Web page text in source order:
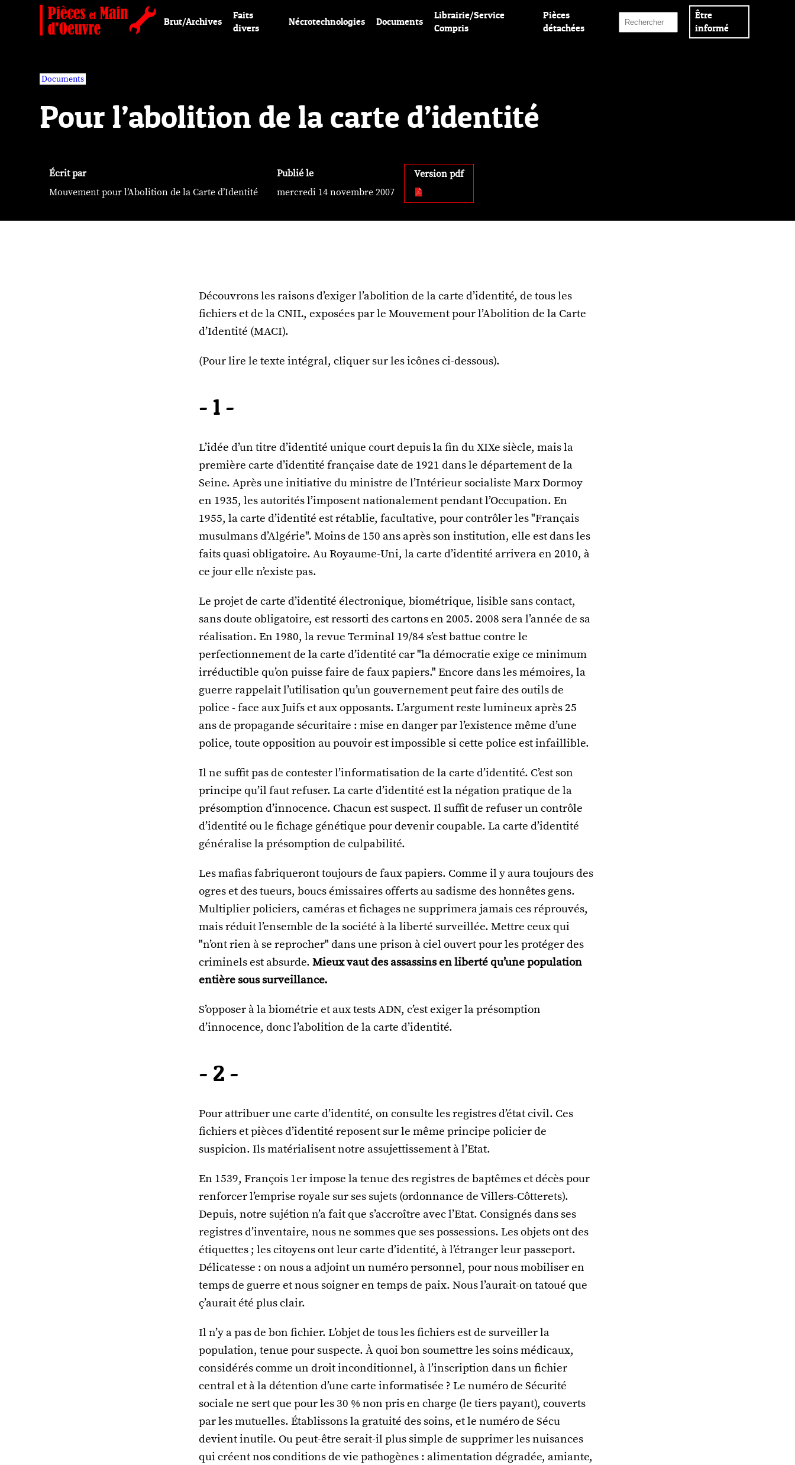
Brut/Archives
Faits
divers
Nécrotechnologies Documents
Librairie/Service
Compris
Pièces
détachées
Être
informé
Documents
Pour l’abolition de la carte d’identité
Écrit par
Mouvement pour l’Abolition de la Carte d’Identité
Publié le
mercredi 14 novembre 2007
Version pdf
Découvrons les raisons d’exiger l’abolition de la carte d’identité, de tous les
fichiers et de la CNIL, exposées par le Mouvement pour l’Abolition de la Carte
d’Identité (MACI).
(Pour lire le texte intégral, cliquer sur les icônes ci-dessous).
- 1 -
L’idée d’un titre d’identité unique court depuis la fin du XIXe siècle, mais la
première carte d’identité française date de 1921 dans le département de la
Seine. Après une initiative du ministre de l’Intérieur socialiste Marx Dormoy
en 1935, les autorités l’imposent nationalement pendant l’Occupation. En
1955, la carte d’identité est rétablie, facultative, pour contrôler les "Français
musulmans d’Algérie". Moins de 150 ans après son institution, elle est dans les
faits quasi obligatoire. Au Royaume-Uni, la carte d’identité arrivera en 2010, à
ce jour elle n’existe pas.
Le projet de carte d’identité électronique, biométrique, lisible sans contact,
sans doute obligatoire, est ressorti des cartons en 2005. 2008 sera l’année de sa
réalisation. En 1980, la revue Terminal 19/84 s’est battue contre le
perfectionnement de la carte d’identité car "la démocratie exige ce minimum
irréductible qu’on puisse faire de faux papiers." Encore dans les mémoires, la
guerre rappelait l’utilisation qu’un gouvernement peut faire des outils de
police - face aux Juifs et aux opposants. L’argument reste lumineux après 25
ans de propagande sécuritaire : mise en danger par l’existence même d’une
police, toute opposition au pouvoir est impossible si cette police est infaillible.
Il ne suffit pas de contester l’informatisation de la carte d’identité. C’est son
principe qu’il faut refuser. La carte d’identité est la négation pratique de la
présomption d’innocence. Chacun est suspect. Il suffit de refuser un contrôle
d’identité ou le fichage génétique pour devenir coupable. La carte d’identité
généralise la présomption de culpabilité.
Les mafias fabriqueront toujours de faux papiers. Comme il y aura toujours des
ogres et des tueurs, boucs émissaires offerts au sadisme des honnêtes gens.
Multiplier policiers, caméras et fichages ne supprimera jamais ces réprouvés,
mais réduit l’ensemble de la société à la liberté surveillée. Mettre ceux qui
"n’ont rien à se reprocher" dans une prison à ciel ouvert pour les protéger des
criminels est absurde.Mieux vaut des assassins en liberté qu’une population
entière sous surveillance.
S’opposer à la biométrie et aux tests ADN, c’est exiger la présomption
d’innocence, donc l’abolition de la carte d’identité.
- 2 -
Pour attribuer une carte d’identité, on consulte les registres d’état civil. Ces
fichiers et pièces d’identité reposent sur le même principe policier de
suspicion. Ils matérialisent notre assujettissement à l’Etat.
En 1539, François 1er impose la tenue des registres de baptêmes et décès pour
renforcer l’emprise royale sur ses sujets (ordonnance de Villers-Côtterets).
Depuis, notre sujétion n’a fait que s’accroître avec l’Etat. Consignés dans ses
registres d’inventaire, nous ne sommes que ses possessions. Les objets ont des
étiquettes ; les citoyens ont leur carte d’identité, à l’étranger leur passeport.
Délicatesse : on nous a adjoint un numéro personnel, pour nous mobiliser en
temps de guerre et nous soigner en temps de paix. Nous l’aurait-on tatoué que
ç’aurait été plus clair.
Il n’y a pas de bon fichier. L’objet de tous les fichiers est de surveiller la
population, tenue pour suspecte. À quoi bon soumettre les soins médicaux,
considérés comme un droit inconditionnel, à l’inscription dans un fichier
central et à la détention d’une carte informatisée ? Le numéro de Sécurité
sociale ne sert que pour les 30 % non pris en charge (le tiers payant), couverts
par les mutuelles. Établissons la gratuité des soins, et le numéro de Sécu
devient inutile. Ou peut-être serait-il plus simple de supprimer les nuisances
qui créent nos conditions de vie pathogènes : alimentation dégradée, amiante,